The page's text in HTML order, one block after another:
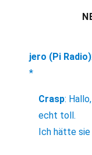
jero (Pi Radio):
*
Crasp:
echt toll.
Ich hätte sie